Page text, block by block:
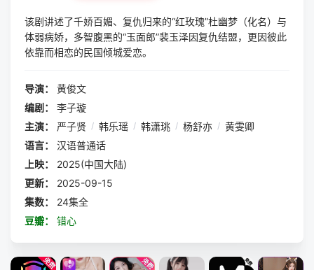
该剧讲述了千娇百媚、复仇归来的“红玫瑰”杜幽梦（化名）与
体弱病娇，多智腹黑的“玉面郎”裴玉泽因复仇结盟，更因彼此
依靠而相恋的民国倾城爱恋。
导演：
黄俊文
编剧：
李子璇
主演：
严子贤 / 韩乐瑶 / 韩潇珧 / 杨舒亦 / 黄雯卿
语言：
汉语普通话
上映：
2025(中国大陆)
更新：
2025-09-15
集数：
24集全
豆瓣：
错心